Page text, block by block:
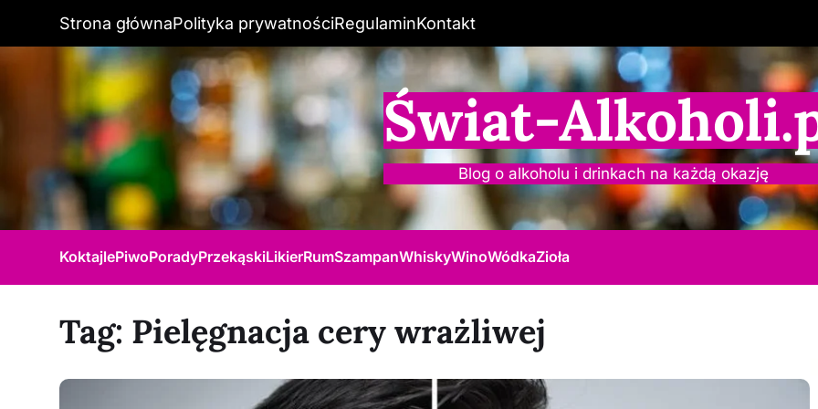
Strona głównaPolityka prywatnościRegulaminKontakt
Świat-
Blog o alkoholu i drinkach na każdą okazję
KoktajlePiwoPoradyPrzekąskiLikierRumSzampanWhiskyWinoWódkaZioła
Tag: Pielęgnacja cery wrażliwej